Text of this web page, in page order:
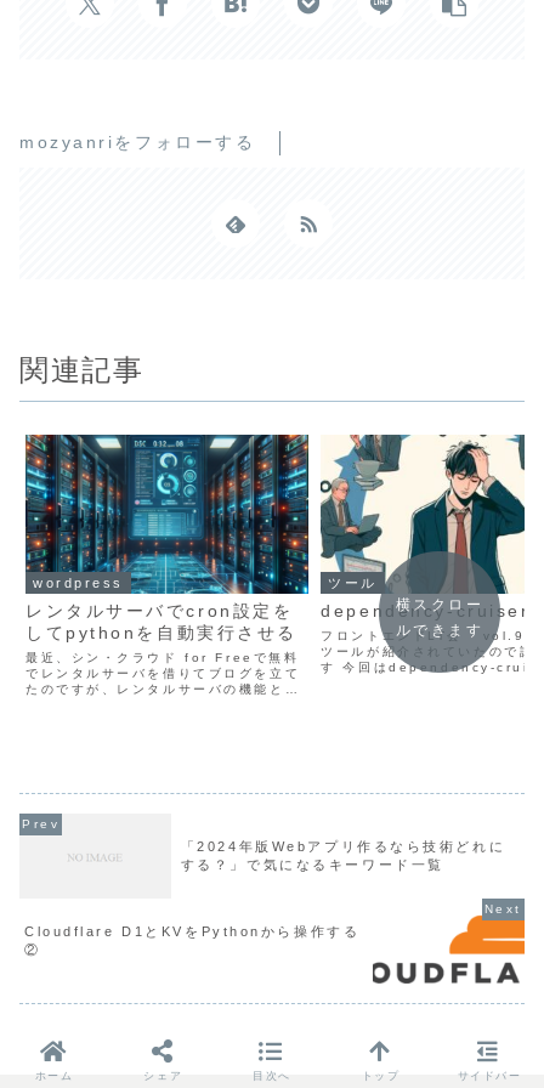
mozyanriをフォローする
関連記事
wordpress
レンタルサーバでcron設定を
してpythonを自動実行させる
最近、シン・クラウド for Freeで無料
でレンタルサーバを借りてブログを立て
たのですが、レンタルサーバの機能とし
ツール
dependency-cruiser
フロントエンドLT会 - vol.9で
ツールが紹介されていたので試
す 今回はdependency-
横スクロー
ルできます
「2024年版Webアプリ作るなら技術どれに
する？」で気になるキーワード一覧
Cloudflare D1とKVをPythonから操作する
②
ホーム シェア 目次へ トップ サイドバー